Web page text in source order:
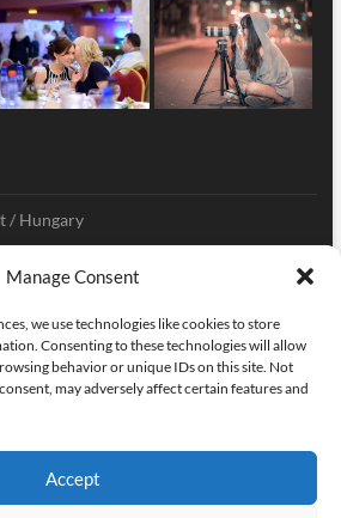
Manage Consent
we use technologies like cookies to store
Consenting to these technologies will allow
behavior or unique IDs on this site. Not
may adversely affect certain features and
Accept
/ Hungary
adatvédelem impresszum kapcsolat